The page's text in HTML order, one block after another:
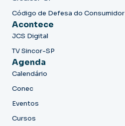
Código de Defesa do Consumidor
Acontece
JCS Digital
TV Sincor-SP
Agenda
Calendário
Conec
Eventos
Cursos